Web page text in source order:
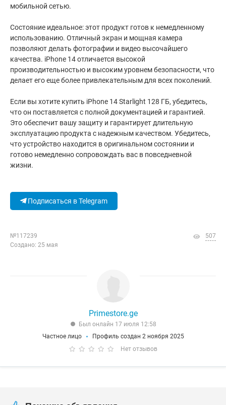
мобильной сетью.
Состояние идеальное: этот продукт готов к немедленному
использованию. Отличный экран и мощная камера
позволяют делать фотографии и видео высочайшего
качества. iPhone 14 отличается высокой
производительностью и высоким уровнем безопасности, что
делает его еще более привлекательным для всех поколений.
Если вы хотите купить iPhone 14 Starlight 128 ГБ, убедитесь,
что он поставляется с полной документацией и гарантией.
Это обеспечит вашу защиту и гарантирует длительную
эксплуатацию продукта с надежным качеством. Убедитесь,
что устройство находится в оригинальном состоянии и
готово немедленно сопровождать вас в повседневной
жизни.
Подписаться в Telegram
№117239
Создано: 25 мая
507
Primestore.ge
Был онлайн 17 июля 12:58
Частное лицо
Профиль создан 2 ноября 2025
Нет отзывов